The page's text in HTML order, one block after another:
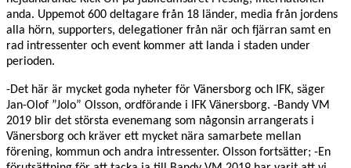
anda. Uppemot 600 deltagare från 18 länder, media från jordens
alla hörn, supporters, delegationer från när och fjärran samt en
rad intressenter och event kommer att landa i staden under
perioden.
-Det här är mycket goda nyheter för Vänersborg och IFK, säger
Jan-Olof ”Jolo” Olsson, ordförande i IFK Vänersborg. -Bandy VM
2019 blir det största evenemang som någonsin arrangerats i
Vänersborg och kräver ett mycket nära samarbete mellan
förening, kommun och andra intressenter. Olsson fortsätter; -En